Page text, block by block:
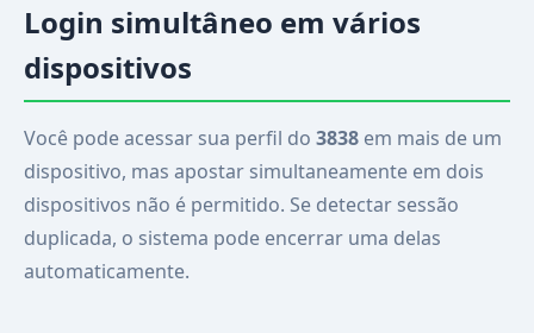
Login simultâneo em vários
dispositivos
Você pode acessar sua perfil do 3838 em mais de um
dispositivo, mas apostar simultaneamente em dois
dispositivos não é permitido. Se detectar sessão
duplicada, o sistema pode encerrar uma delas
automaticamente.